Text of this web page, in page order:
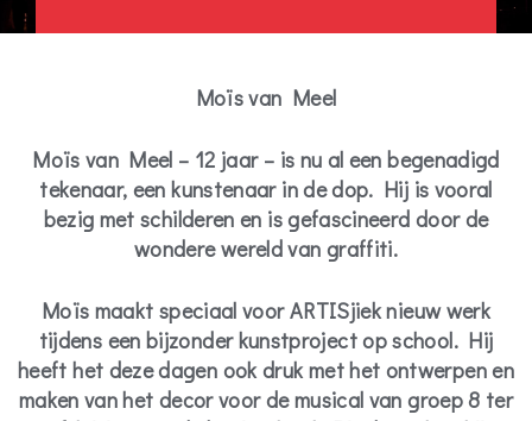
Moïs van Meel
Moïs van Meel – 12 jaar – is nu al een begenadigd
tekenaar, een kunstenaar in de dop. Hij is vooral
bezig met schilderen en is gefascineerd door de
wondere wereld van graffiti.
Moïs maakt speciaal voor ARTISjiek nieuw werk
tijdens een bijzonder kunstproject op school. Hij
heeft het deze dagen ook druk met het ontwerpen en
maken van het decor voor de musical van groep 8 ter